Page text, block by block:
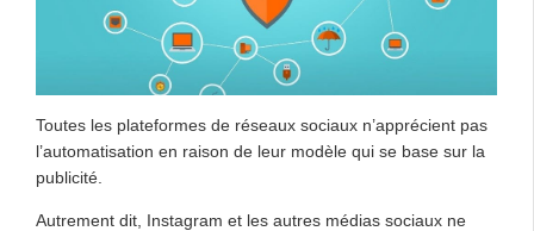
Toutes les plateformes de réseaux sociaux n’apprécient pas
l’automatisation en raison de leur modèle qui se base sur la
publicité.
Autrement dit, Instagram et les autres médias sociaux ne